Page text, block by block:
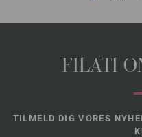
FILATI
TILMELD DIG VORES